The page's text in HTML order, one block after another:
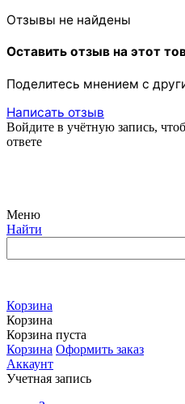
Отзывы не найдены
Оставить отзыв на этот
Поделитесь мнением с
Написать отзыв
Войдите в учётную запись,
ответе
Меню
Найти
Корзина
Корзина
Корзина пуста
Корзина Оформить заказ
Аккаунт
Учетная запись